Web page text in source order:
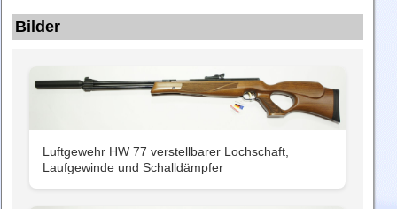
Bilder
Luftgewehr HW 77 verstellbarer Lochschaft,
Laufgewinde und Schalldämpfer